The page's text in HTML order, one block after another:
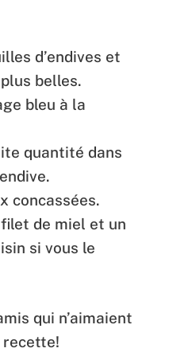
d’endives et
belles.
bleu à la
quantité dans
concassées.
de miel et un
si vous le
qui n’aimaient
recette!